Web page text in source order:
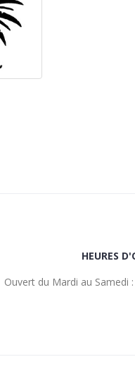
HEURES
Ouvert du Mardi au Samedi